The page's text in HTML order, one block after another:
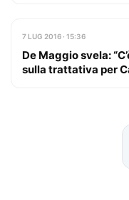
7 LUG 2016 · 15:36
De Maggio svela:
sulla trattativa per